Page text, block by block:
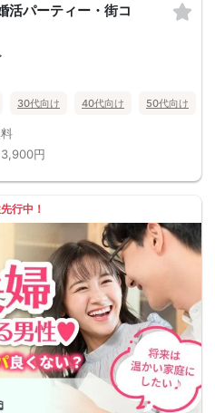
活パーティー・街コ
30代向け 40代向け 50代向け
3,900円
行中！